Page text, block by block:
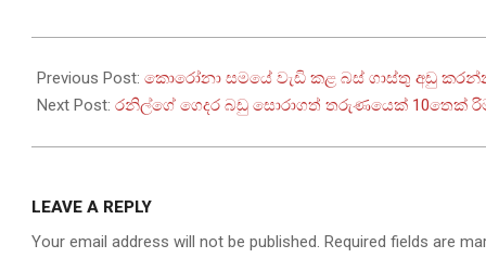
08-
02
Previous Post: කොරෝනා සමයේ වැඩි කළ බස් ගාස්තු අඩු
Next Post: රනිල්ගේ ගෙදර බඩු සොරාගත් තරුණයෙක් 10තෙක්
LEAVE A REPLY
Your email address will not be published. Required fields are